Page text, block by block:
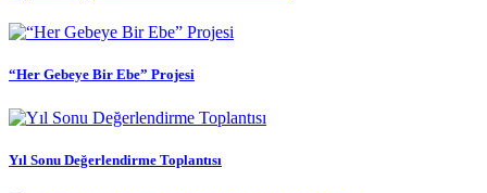
“Her Gebeye Bir Ebe” Projesi
Yıl Sonu Değerlendirme Toplantısı